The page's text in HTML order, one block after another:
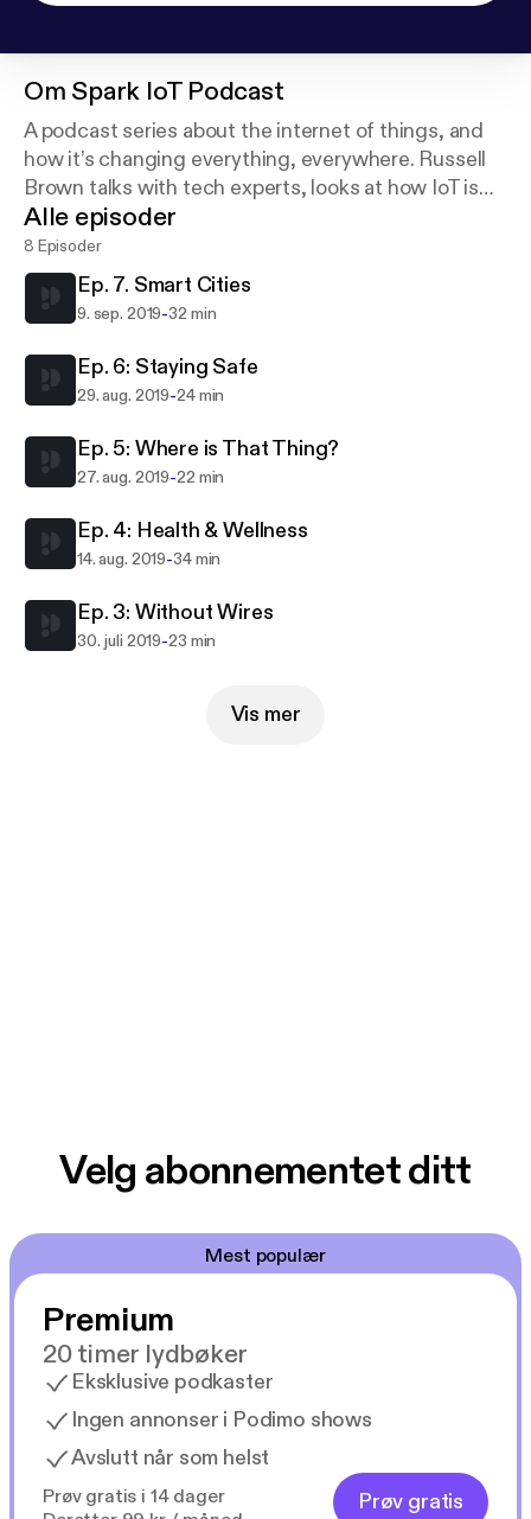
Om Spark IoT Podcast
A podcast series about the internet of things, and
how it’s changing everything, everywhere. Russell
Brown talks with tech experts, looks at how IoT is
being used by businesses and finds 20 billion things
to get excited about.
Alle episoder
8 Episoder
Ep. 7. Smart Cities
9. sep. 2019-32 min
Ep. 6: Staying Safe
29. aug. 2019-24 min
Ep. 5: Where is That Thing?
27. aug. 2019-22 min
Ep. 4: Health & Wellness
14. aug. 2019-34 min
Ep. 3: Without Wires
30. juli 2019-23 min
Vis mer
Velg abonnementet ditt
Mest populær
Premium
20 timer lydbøker
Eksklusive podkaster
Ingen annonser i Podimo shows
Avslutt når som helst
Prøv gratis i 14 dager
Prøv gratis